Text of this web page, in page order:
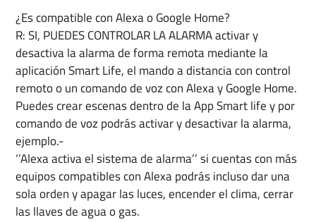
¿Es compatible con Alexa o Google Home?
R: SI, PUEDES CONTROLAR LA ALARMA activar y
desactiva la alarma de forma remota mediante la
aplicación Smart Life, el mando a distancia con control
remoto o un comando de voz con Alexa y Google Home.
Puedes crear escenas dentro de la App Smart life y por
comando de voz podrás activar y desactivar la alarma,
ejemplo.-
‘’Alexa activa el sistema de alarma’’ si cuentas con más
equipos compatibles con Alexa podrás incluso dar una
sola orden y apagar las luces, encender el clima, cerrar
las llaves de agua o gas.